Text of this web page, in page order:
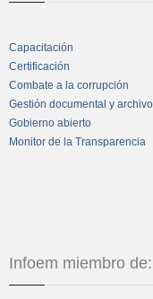
Capacitación
Certificación
Combate a la corrupción
Gestión documental y
Gobierno abierto
Monitor de la Transparencia
Infoem miembro de: